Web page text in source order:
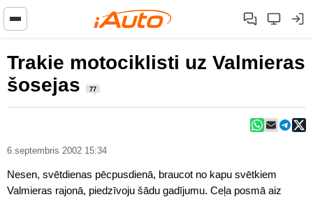
Trakie motociklisti uz Valmieras
šosejas
77
6.septembris 2002 15:34
Nesen, svētdienas pēcpusdienā, braucot no kapu svētkiem
Valmieras rajonā, piedzīvoju šādu gadījumu. Ceļa posmā aiz